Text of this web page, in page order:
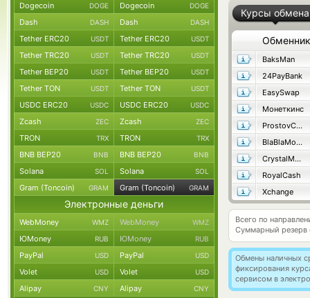
Курсы обмена
Обменник
BaksMan
24PayBank
EasySwap
Монеткинс
ProstovCash
BlaBlaMoney
CrystalMoney
RoyalCash
Xchange
Всего по
Суммарный резерв
Обмены наличных
фиксирования
сервисом в
Dogecoin DOGE Dogecoin DOGE
Dash DASH Dash DASH
Tether ERC20 USDT Tether ERC20 USDT
Tether TRC20 USDT Tether TRC20 USDT
Tether BEP20 USDT Tether BEP20 USDT
Tether TON USDT Tether TON USDT
USDC ERC20 USDC USDC ERC20 USDC
Zcash ZEC Zcash ZEC
TRON TRX TRON TRX
BNB BEP20 BNB BNB BEP20 BNB
Solana SOL Solana SOL
Gram (Toncoin) GRAM Gram (Toncoin) GRAM
Электронные деньги
WebMoney WMZ WebMoney WMZ
ЮMoney RUB ЮMoney RUB
PayPal USD PayPal USD
Volet USD Volet USD
Alipay CNY Alipay CNY